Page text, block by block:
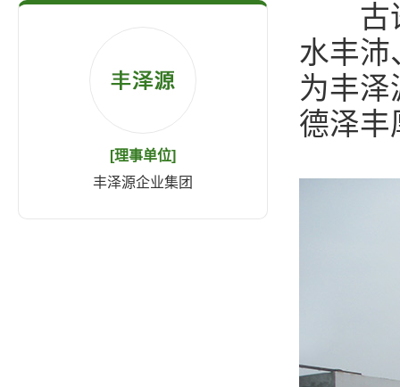
[理事单位]
丰泽源企业集团
古语
水丰沛
为丰泽
德泽丰